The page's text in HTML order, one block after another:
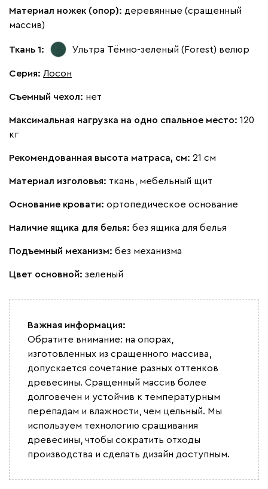
100 130
Вайт
Альтеа
Бежевый
Дарте 2502
Материал ножек (опор): деревянные (сращенный
массив)
Ткань 1: Ультра Тёмно-зеленый (Forest) велюр
Серия: Лосон
Съемный чехол: нет
Максимальная нагрузка на одно спальное место: 120
кг
Рекомендованная высота матраса, см: 21 см
Материал изголовья: ткань, мебельный щит
Основание кровати: ортопедическое основание
Наличие ящика для белья: без ящика для белья
Подъемный механизм: без механизма
Цвет основной: зеленый
Важная информация:
Обратите внимание: на опорах,
изготовленных из сращенного массива,
допускается сочетание разных оттенков
древесины. Сращенный массив более
долговечен и устойчив к температурным
перепадам и влажности, чем цельный. Мы
используем технологию сращивания
древесины, чтобы сократить отходы
производства и сделать дизайн доступным.